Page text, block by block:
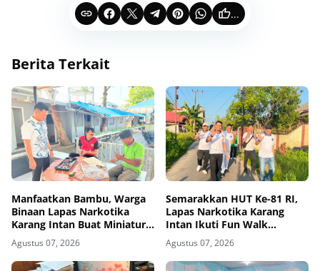
...
Berita Terkait
Manfaatkan Bambu, Warga
Binaan Lapas Narkotika
Karang Intan Buat Miniatur
Gantungan Kunci Abjad
Agustus 07, 2026
Semarakkan HUT Ke-81 RI,
Lapas Narkotika Karang
Intan Ikuti Fun Walk
Kemenimipas Kalsel
Agustus 07, 2026